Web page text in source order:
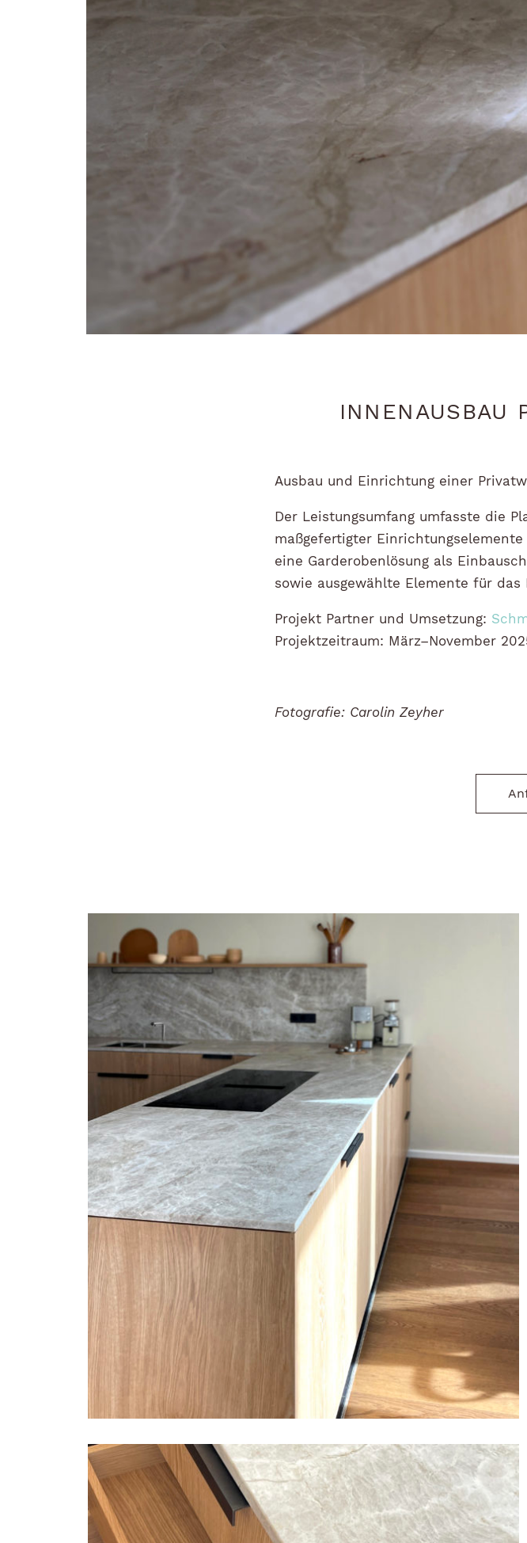
INNENAUSBAU
Ausbau und Einrichtung einer
Der Leistungsumfang umfasste die
maßgefertigter
eine Garderobenlösung als
sowie ausgewählte Elemente für das
Projekt Partner und Umsetzung:
Projektzeitraum: März–November
Fotografie: Carolin Zeyher